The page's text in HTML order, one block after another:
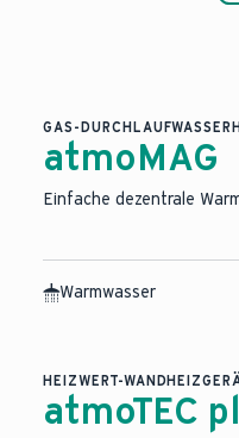
GAS-
atmoMAG
Einfache dezentrale
Warmwasser
HEIZWERT-
atmoTEC